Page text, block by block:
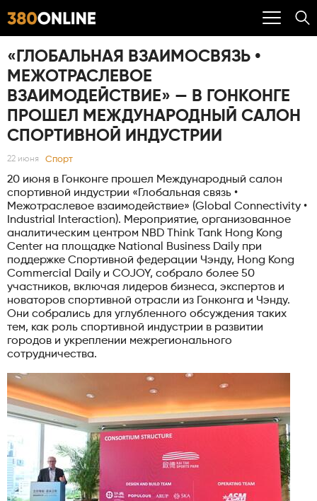
«ГЛОБАЛЬНАЯ ВЗАИМОСВЯЗЬ •
МЕЖОТРАСЛЕВОЕ
ВЗАИМОДЕЙСТВИЕ» — В ГОНКОНГЕ
ПРОШЕЛ МЕЖДУНАРОДНЫЙ САЛОН
СПОРТИВНОЙ ИНДУСТРИИ
22 июня Спорт
20 июня в Гонконге прошел Международный салон
спортивной индустрии «Глобальная связь •
Межотраслевое взаимодействие» (Global Connectivity •
Industrial Interaction). Мероприятие, организованное
аналитическим центром NBD Think Tank Hong Kong
Center на площадке National Business Daily при
поддержке Спортивной федерации Чэнду, Hong Kong
Commercial Daily и COJOY, собрало более 50
участников, включая лидеров бизнеса, экспертов и
новаторов спортивной отрасли из Гонконга и Чэнду.
Они собрались для углубленного обсуждения таких
тем, как роль спортивной индустрии в развитии
городов и укреплении межрегионального
сотрудничества.